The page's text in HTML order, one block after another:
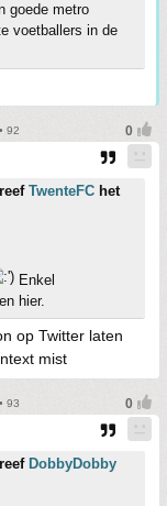
goede metro
voetballers in de
92
TwenteFC het
Enkel
hier.
op Twitter laten
mist
93
DobbyDobby